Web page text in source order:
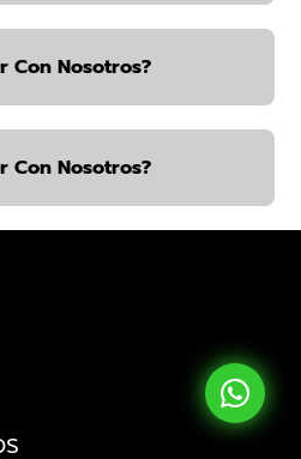
Con Nosotros?
Con Nosotros?